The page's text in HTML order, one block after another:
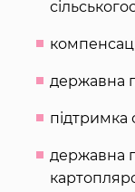
державна
підтримка
державна